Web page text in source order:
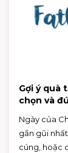
Gợi ý quà
chọn và
Ngày của
gần gũi
cúng, hoặc